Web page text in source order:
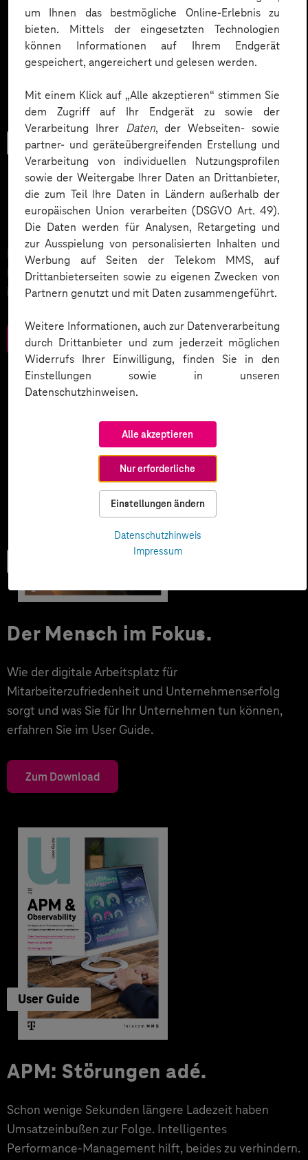
um Ihnen das bestmögliche Online-Erlebnis zu
bieten. Mittels der eingesetzten Technologien
können Informationen auf Ihrem Endgerät
gespeichert, angereichert und gelesen werden.
Mit einem Klick auf „Alle akzeptieren“ stimmen Sie
dem Zugriff auf Ihr Endgerät zu sowie der
Verarbeitung Ihrer Daten, der Webseiten- sowie
partner- und geräteübergreifenden Erstellung und
Verarbeitung von individuellen Nutzungsprofilen
sowie der Weitergabe Ihrer Daten an Drittanbieter,
die zum Teil Ihre Daten in Ländern außerhalb der
europäischen Union verarbeiten (DSGVO Art. 49).
Die Daten werden für Analysen, Retargeting und
zur Ausspielung von personalisierten Inhalten und
Werbung auf Seiten der Telekom MMS, auf
Drittanbieterseiten sowie zu eigenen Zwecken von
Partnern genutzt und mit Daten zusammengeführt.
Weitere Informationen, auch zur Datenverarbeitung
durch Drittanbieter und zum jederzeit möglichen
Widerrufs Ihrer Einwilligung, finden Sie in den
Einstellungen sowie in unseren
Datenschutzhinweisen.
Alle akzeptieren
Nur erforderliche
Einstellungen ändern
Datenschutzhinweis
Impressum
User Guide
Digitales Upgrade in Kliniken
Lesen Sie in unserem User Guide, wie Sie Ihre
Mitarbeitenden bei der Einführung digitaler Prozesse
im Klinikalltag begleiten können.
Zum Download
Der Mensch im Fokus.
Wie der digitale Arbeitsplatz für
Mitarbeiterzufriedenheit und Unternehmenserfolg
sorgt und was Sie für Ihr Unternehmen tun können,
erfahren Sie im User Guide.
Zum Download
User Guide
APM: Störungen adé.
Schon wenige Sekunden längere Ladezeit haben
Umsatzeinbußen zur Folge. Intelligentes
Performance-Management hilft, beides zu verhindern.